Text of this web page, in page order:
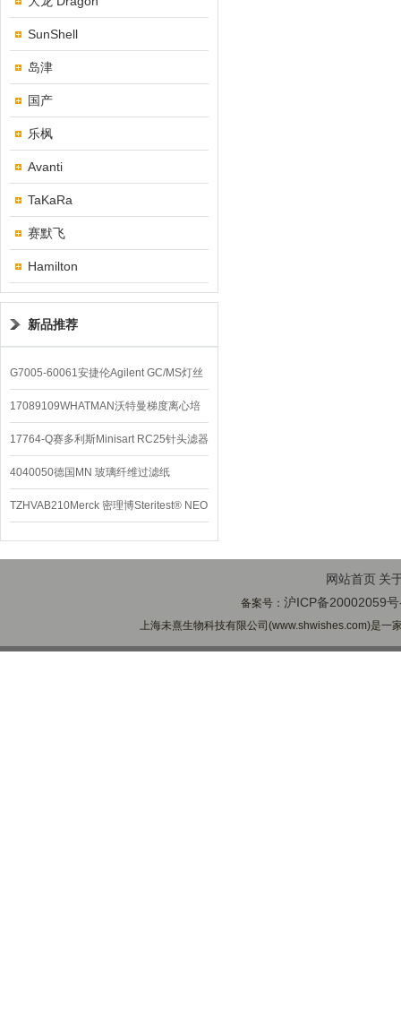
SunShell
岛津
国产
乐枫
Avanti
TaKaRa
赛默飞
Hamilton
新品推荐
G7005-60061安捷伦Agilent GC/MS灯丝
配件
17089109WHATMAN沃特曼梯度离心培
养基
17764-Q赛多利斯Minisart RC25针头滤器
4040050德国MN 玻璃纤维过滤纸
TZHVAB210Merck 密理博Steritest® NEO
设备
网站首页 关
备案号：沪ICP备20002059
上海未熹生物科技有限公司(www.shwishes.com)是一